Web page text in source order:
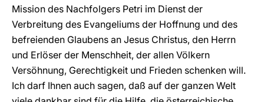
Mission des Nachfolgers Petri im Dienst der
Verbreitung des Evangeliums der Hoffnung und des
befreienden Glaubens an Jesus Christus, den Herrn
und Erlöser der Menschheit, der allen Völkern
Versöhnung, Gerechtigkeit und Frieden schenken will.
Ich darf Ihnen auch sagen, daß auf der ganzen Welt